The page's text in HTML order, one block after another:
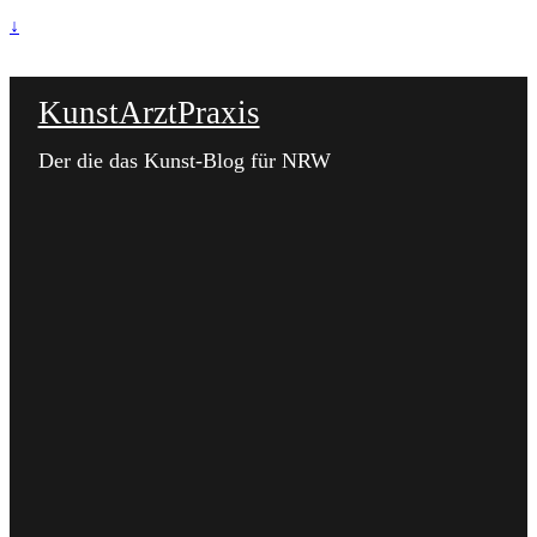
↓
KunstArztPraxis
Der die das Kunst-Blog für NRW